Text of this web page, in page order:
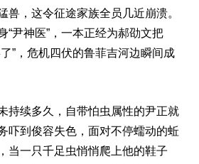
兽，这令征途家族全员几近崩溃。
“尹神医”，一本正经为郝劭文把
”，危机四伏的鲁菲吉河边瞬间成
续多久，自带怕虫属性的尹正就
吓到俊容失色，面对不停蠕动的蚯
当一只千足虫悄悄爬上他的鞋子